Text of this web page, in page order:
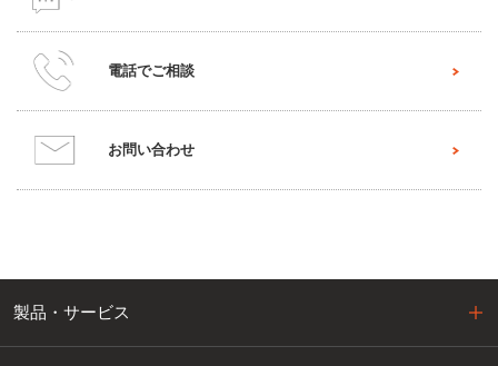
電話でご相談
お問い合わせ
製品・サービス